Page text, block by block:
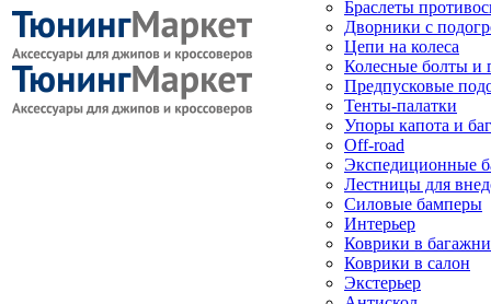
Браслеты
Дворники с
Цепи на колеса
Колесные болты и
Предпусковые
Тенты-палатки
Упоры капота и
Off-road
Экспедиционные
Лестницы для
Силовые бамперы
Интерьер
Коврики в
Коврики в салон
Экстерьер